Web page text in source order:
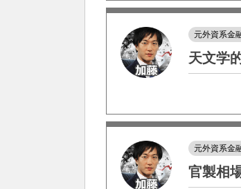
元外資系金
天文学
元外資系金
官製相